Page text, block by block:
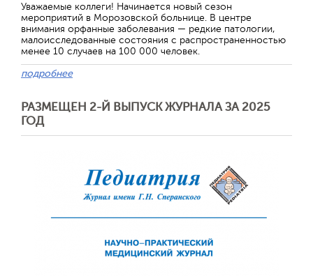
Уважаемые коллеги! Начинается новый сезон
мероприятий в Морозовской больнице. В центре
внимания орфанные заболевания — редкие патологии,
малоисследованные состояния с распространенностью
менее 10 случаев на 100 000 человек.
подробнее
РАЗМЕЩЕН 2-Й ВЫПУСК ЖУРНАЛА ЗА 2025
ГОД